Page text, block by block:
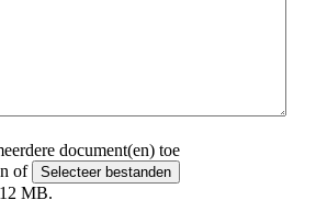
document(en) toe
of
Selecteer bestanden
MB.